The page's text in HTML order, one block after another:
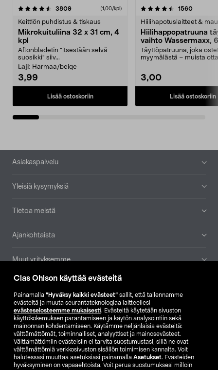
Clas Ohlson käyttää evästeitä
Painamalla ”Hyväksy kaikki evästeet” sallit, että tallennamme
evästeitä ja muuta seurantateknologiaa laitteellesi
evästeselosteemme mukaisesti. Evästeitä käytetään sivuston
käyttökokemuksen parantamiseen ja käytön analysointiin sekä
mainonnan kohdentamiseen. Käytämme neljänlaisia evästeitä:
välttämättömät, toiminnalliset, analyyttiset ja mainosevästeet.
Välttämättömiin evästeisiin ei tarvita suostumustasi, sillä ne ovat
välttämättömiä verkkosivuston sisällön toimimisen kannalta. Voit
halutessasi muuttaa asetuksiasi painamalla Asetukset. Evästeiden
hyväksyminen on vapaaehtoista. Voit perua suostumuksesi milloin
3809arvostelut (1,00/kpl)
Keittiön puhdistus & tiskaus
Mikrokuituliina 32 x 31 cm, 4
kpl
Aftonbladetin "itsestään selvä
suosikki" siiv...
Laji: Harmaa/beige
3,99
Lisää ostoskoriin
4.5viidestä
1560
Hiilihapotuslaitteet &
Hiilihappopatruuna
vaihto Wassermaxx,
Täyttöpatruuna, joka
myymälästä – muista
3,00
Lisää ostoskoriin
4.5viidestä
Alatunniste
Asiakaspalvelu
Yleisiä kysymyksiä
Tietoa meistä
Ajankohtaista
Muut yrityksemme
Etsi myymälä
SE NO FI
FI SV